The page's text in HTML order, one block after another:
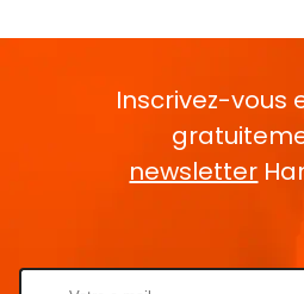
Inscrivez-vous
newsletter